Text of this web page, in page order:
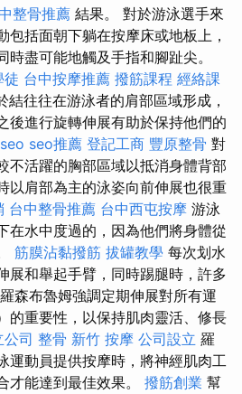
整骨推薦 結果。 對於游泳選手來
包括面朝下躺在按摩床或地板上，
盡可能地觸及手指和腳趾尖。
徒 台中按摩推薦 撥筋課程 經絡課
結往往在游泳者的肩部區域形成，
後進行旋轉伸展有助於保持他們的
seo seo推薦 登記工商 豐原整骨 對
不活躍的胸部區域以抵消身體背部
以肩部為主的泳姿向前伸展也很重
台中整骨推薦 台中西屯按摩 游泳
在水中度過的，因為他們將身體從
筋膜沾黏撥筋 拔罐教學 每次划水
展和舉起手臂，同時踢腿時，許多
森布魯姆強調定期伸展對所有運
的重要性，以保持肌肉靈活、修長
公司 整骨 新竹 按摩 公司設立 羅
運動員提供按摩時，將神經肌肉工
才能達到最佳效果。 撥筋創業 幫